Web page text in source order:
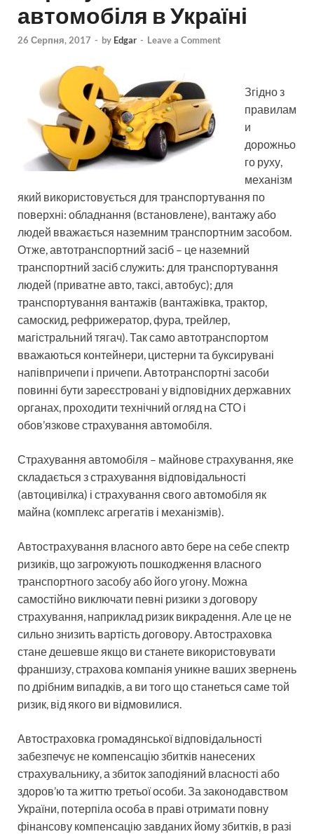
автомобіля в Україні
26 Серпня, 2017 - by Edgar - Leave a Comment
Згідно з
правилам
и
дорожньо
го руху,
механізм
який використовується для транспортування по
поверхні: обладнання (встановлене), вантажу або
людей вважається наземним транспортним засобом.
Отже, автотранспортний засіб – це наземний
транспортний засіб служить: для транспортування
людей (приватне авто, таксі, автобус); для
транспортування вантажів (вантажівка, трактор,
самоскид, рефрижератор, фура, трейлер,
магістральний тягач). Так само автотранспортом
вважаються контейнери, цистерни та буксирувані
напівпричепи і причепи. Автотранспортні засоби
повинні бути зареєстровані у відповідних державних
органах, проходити технічний огляд на СТО і
обов’язкове страхування автомобіля.
Страхування автомобіля – майнове страхування, яке
складається з страхування відповідальності
(автоцивілка) і страхування свого автомобіля як
майна (комплекс агрегатів і механізмів).
Автострахування власного авто бере на себе спектр
ризиків, що загрожують пошкодження власного
транспортного засобу або його угону. Можна
самостійно виключати певні ризики з договору
страхування, наприклад ризик викрадення. Але це не
сильно знизить вартість договору. Автостраховка
стане дешевше якщо ви станете використовувати
франшизу, страхова компанія уникне ваших звернень
по дрібним випадків, а ви того що станеться саме той
ризик, від якого ви відмовилися.
Автостраховка громадянської відповідальності
забезпечує не компенсацію збитків нанесених
страхувальнику, а збиток заподіяний власності або
здоров’ю та життю третьої особи. За законодавством
України, потерпіла особа в праві отримати повну
фінансову компенсацію завданих йому збитків, в разі